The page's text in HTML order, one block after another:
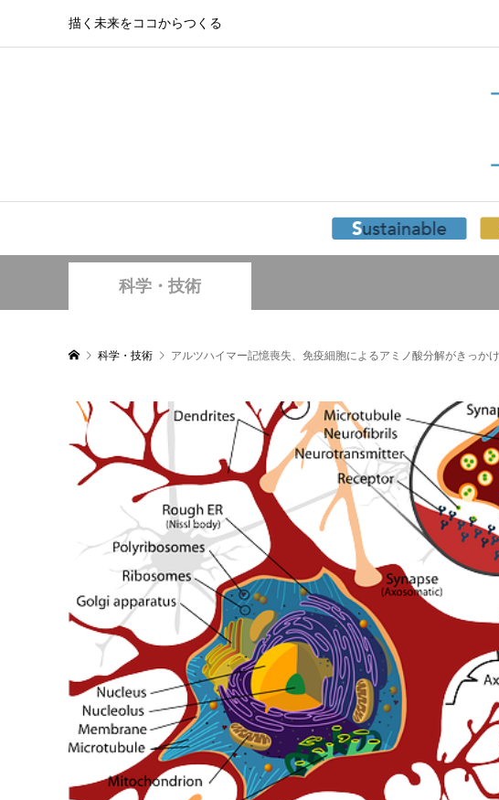
描く未来をココからつくる
科学・技術
科学・技術 アルツハイマー記憶喪失、免疫細胞によるアミノ酸分解がきっか